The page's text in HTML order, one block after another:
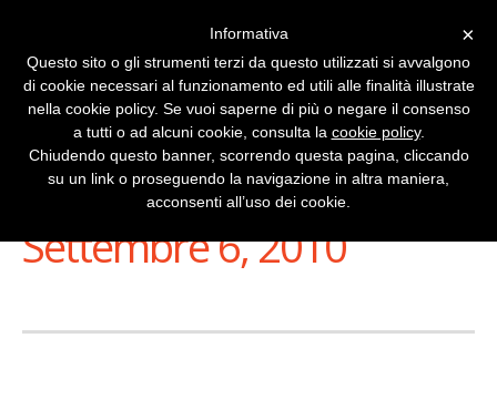
Stai Visualizzando
Settembre 6, 2010
×
Informativa
Questo sito o gli strumenti terzi da questo utilizzati si avvalgono
di cookie necessari al funzionamento ed utili alle finalità illustrate
nella cookie policy. Se vuoi saperne di più o negare il consenso
a tutti o ad alcuni cookie, consulta la cookie policy.
Chiudendo questo banner, scorrendo questa pagina, cliccando
su un link o proseguendo la navigazione in altra maniera,
acconsenti all’uso dei cookie.